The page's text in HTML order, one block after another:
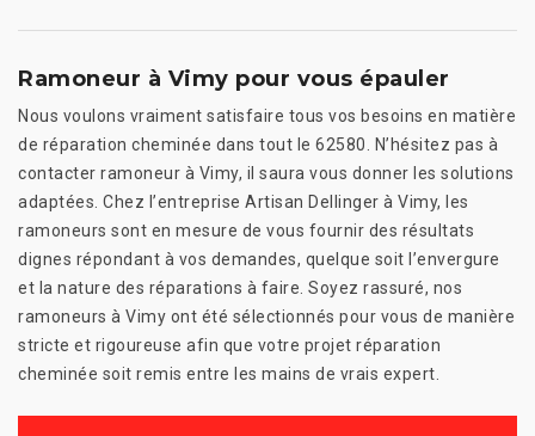
Ramoneur à Vimy pour vous épauler
Nous voulons vraiment satisfaire tous vos besoins en matière
de réparation cheminée dans tout le 62580. N’hésitez pas à
contacter ramoneur à Vimy, il saura vous donner les solutions
adaptées. Chez l’entreprise Artisan Dellinger à Vimy, les
ramoneurs sont en mesure de vous fournir des résultats
dignes répondant à vos demandes, quelque soit l’envergure
et la nature des réparations à faire. Soyez rassuré, nos
ramoneurs à Vimy ont été sélectionnés pour vous de manière
stricte et rigoureuse afin que votre projet réparation
cheminée soit remis entre les mains de vrais expert.